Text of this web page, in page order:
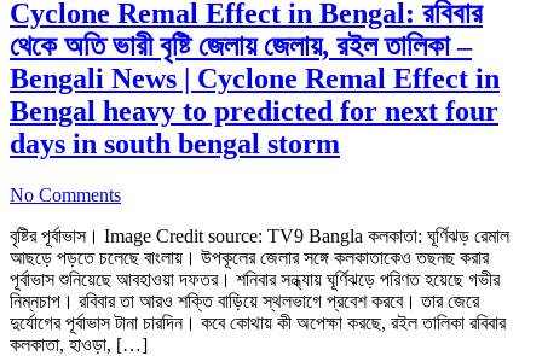
Cyclone Remal Effect in Bengal: রবিবার
থেকে অতি ভারী বৃষ্টি জেলায় জেলায়, রইল তালিকা –
Bengali News | Cyclone Remal Effect in
Bengal heavy to predicted for next four
days in south bengal storm
No Comments
বৃষ্টির পূর্বাভাস। Image Credit source: TV9 Bangla কলকাতা: ঘূর্ণিঝড় রেমাল
আছড়ে পড়তে চলেছে বাংলায়। উপকূলের জেলার সঙ্গে কলকাতাকেও তছনছ করার
পূর্বাভাস শুনিয়েছে আবহাওয়া দফতর। শনিবার সন্ধ্যায় ঘূর্ণিঝড়ে পরিণত হয়েছে গভীর
নিম্নচাপ। রবিবার তা আরও শক্তি বাড়িয়ে স্থলভাগে প্রবেশ করবে। তার জেরে
দুর্যোগের পূর্বাভাস টানা চারদিন। কবে কোথায় কী অপেক্ষা করছে, রইল তালিকা রবিবার
কলকাতা, হাওড়া, […]